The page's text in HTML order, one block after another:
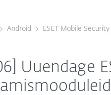
Android ESET Mobile
Uuendage